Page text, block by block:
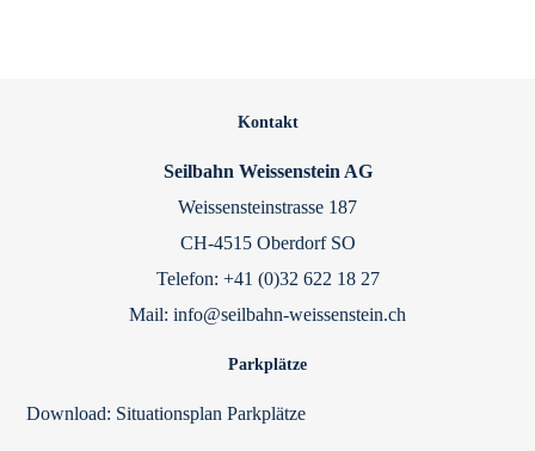
Kontakt
Seilbahn Weissenstein AG
Weissensteinstrasse 187
CH-4515 Oberdorf SO
Telefon: +41 (0)32 622 18 27
Mail: info@seilbahn-weissenstein.ch
Parkplätze
Download: Situationsplan Parkplätze